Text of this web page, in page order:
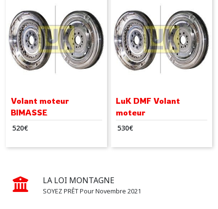
Volant moteur
BIMASSE
520€
LuK DMF Volant
moteur
530€
LA LOI MONTAGNE
SOYEZ PRÊT Pour Novembre 2021